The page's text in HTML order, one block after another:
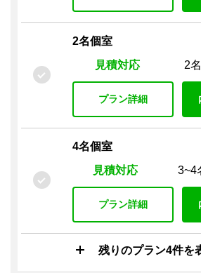
2名個室
見積対応
2名
プラン詳細
4名個室
見積対応
3~4
プラン詳細
残りのプラン4件を